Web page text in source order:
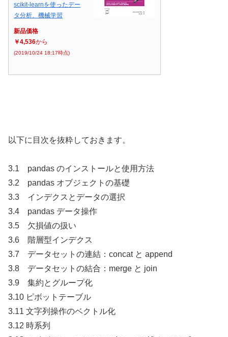
scikit-learnを使ったデー
タ分析、機械学習
新品価格
￥4,536から
(2019/10/24 18:17時点)
以下に目次を抜粋しておきます。
3.1 pandas のインストールと使用方法
3.2 pandas オブジェクトの基礎
3.3 インデクスとデータの選択
3.4 pandas データ操作
3.5 欠損値の扱い
3.6 階層型インデクス
3.7 データセットの連結：concat と append
3.8 データセットの結合：merge と join
3.9 集約とグループ化
3.10 ピボットテーブル
3.11 文字列操作のベクトル化
3.12 時系列